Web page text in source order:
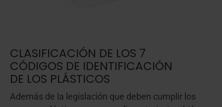
CLASIFICACIÓN DE LOS 7
CÓDIGOS DE IDENTIFICACIÓN
DE LOS PLÁSTICOS
Además de la legislación que deben cumplir los